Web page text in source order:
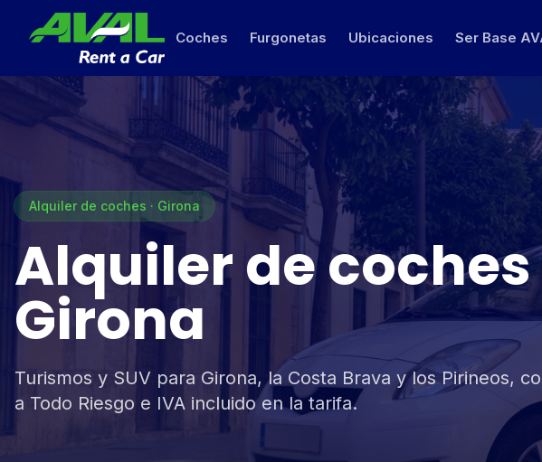
Coches Furgonetas Ubicaciones Ser Base
Alquiler de coches · Girona
Alquiler de
Girona
Turismos y SUV para Girona, la Costa Brava y los Pirineos,
a Todo Riesgo e IVA incluido en la tarifa.